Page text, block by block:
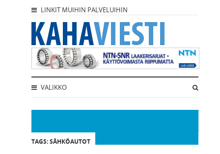
LINKIT MUIHIN PALVELUIHIN
VALIKKO
TAGS: SÄHKÖAUTOT